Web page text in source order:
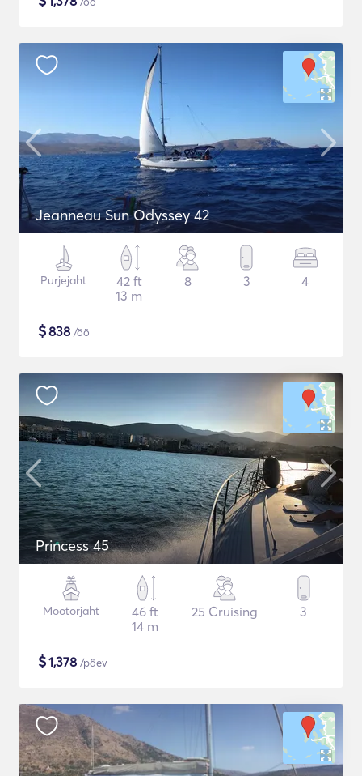
Jeanneau Sun Odyssey 42
Purjejaht
42 ft
13 m
8 3 4
$838 /öö
Princess 45
Mootorjaht
46 ft
14 m
25 Cruising 3
$1,378 /päev